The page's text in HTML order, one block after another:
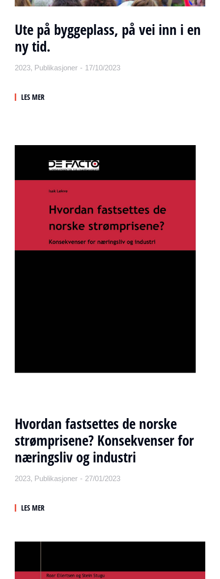
Ute på byggeplass, på vei inn i en
ny tid.
2023, Publikasjoner 17/10/2023
LES MER
Hvordan fastsettes de norske
strømprisene? Konsekvenser for
næringsliv og industri
2023, Publikasjoner 27/01/2023
LES MER